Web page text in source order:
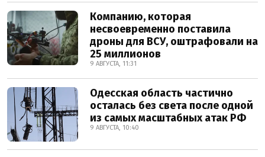
Компанию, которая
несвоевременно поставила
дроны для ВСУ, оштрафовали на
25 миллионов
9 АВГУСТА, 11:31
Одесская область частично
осталась без света после одной
из самых масштабных атак РФ
9 АВГУСТА, 10:40